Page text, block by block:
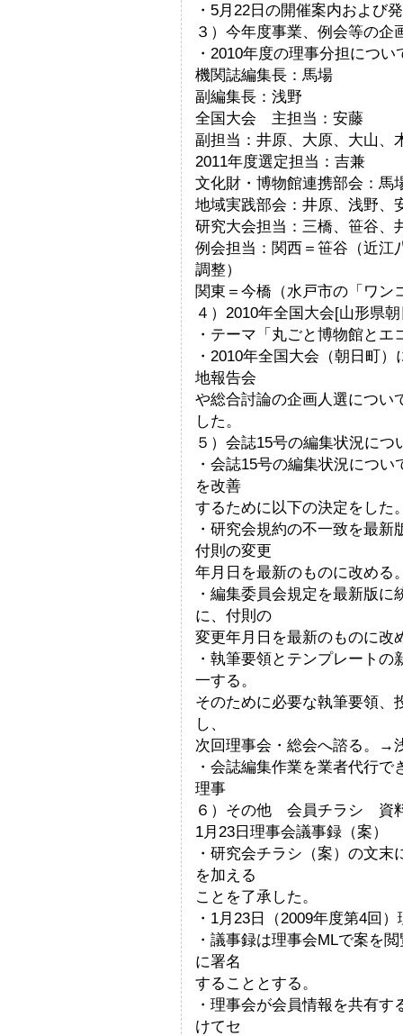
・5月22日の開催案内および
３）今年度事業、例会等の企
・2010年度の理事分担につ
機関誌編集長：馬場
副編集長：浅野
全国大会 主担当：安藤
副担当：井原、大原、大山、
2011年度選定担当：吉兼
文化財・博物館連携部会：馬
地域実践部会：井原、浅野、
研究大会担当：三橋、笹谷、
例会担当：関西＝笹谷（近江
調整）
関東＝今橋（水戸市の「ワン
４）2010年全国大会[山形県
・テーマ「丸ごと博物館と
・2010年全国大会（朝日町
地報告会
や総合討論の企画人選につい
した。
５）会誌15号の編集状況に
・会誌15号の編集状況につ
を改善
するために以下の決定をした
・研究会規約の不一致を最
付則の変更
年月日を最新のものに改め
・編集委員会規定を最新版
に、付則の
変更年月日を最新のものに
・執筆要領とテンプレート
一する。
そのために必要な執筆要領、
し、
次回理事会・総会へ諮る。→
・会誌編集作業を業者代行
理事
６）その他 会員チラシ 資
1月23日理事会議事録（案）
・研究会チラシ（案）の文
を加える
ことを了承した。
・1月23日（2009年度第4回
・議事録は理事会MLで案を
に署名
することとする。
・理事会が会員情報を共有
けてセ